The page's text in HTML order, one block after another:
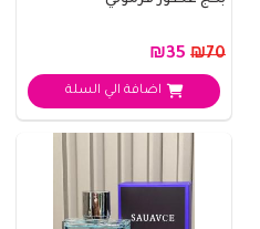
₪70
اضافة الي السلة